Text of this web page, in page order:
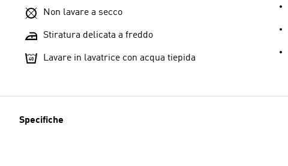
Non lavare a secco
Stiratura delicata a freddo
Lavare in lavatrice con acqua tiepida
Specifiche